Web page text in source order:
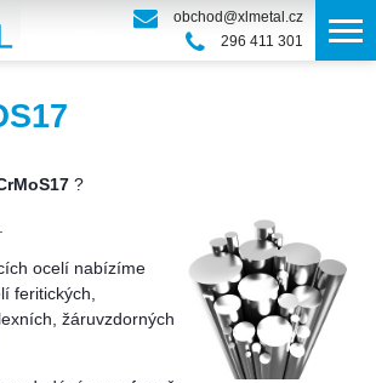
obchod@xlmetal.cz
296 411 301
?
ocelí nabízíme
feritických,
žáruvzdorných